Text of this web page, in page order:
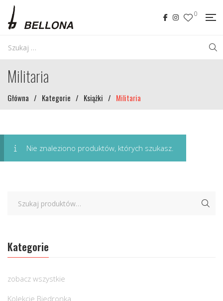
0
Militaria
Główna / Kategorie / Książki / Militaria
Nie znaleziono produktów, których szukasz.
Kategorie
zobacz wszystkie
Kolekcje Biedronka